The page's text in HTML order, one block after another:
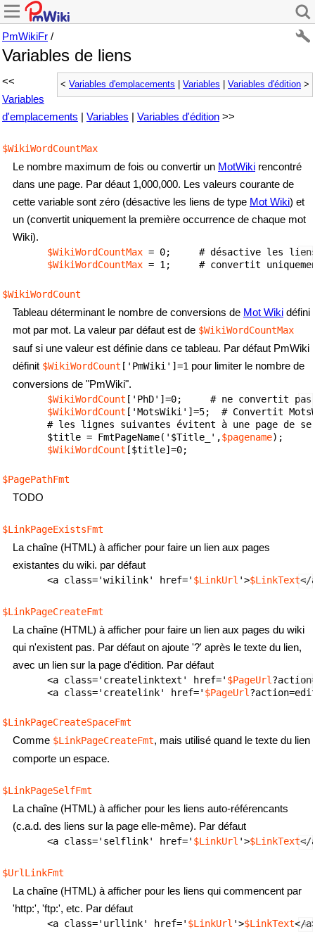
PmWikiFr /
Variables de liens
< Variables d'emplacements Variables Variables d'édition >
<<
Variables
d'emplacements | Variables | Variables d'édition >>
$WikiWordCountMax
Le nombre maximum de fois ou convertir un MotWiki rencontré
dans une page. Par déaut 1,000,000. Les valeurs courante de
cette variable sont zéro (désactive les liens de type Mot Wiki) et
un (convertit uniquement la première occurrence de chaque mot
Wiki).
$WikiWordCountMax = 0;     # désactive les
$WikiWordCountMax = 1;     # convertit
$WikiWordCount
Tableau déterminant le nombre de conversions de Mot Wiki défini
mot par mot. La valeur par défaut est de $WikiWordCountMax
sauf si une valeur est définie dans ce tableau. Par défaut PmWiki
définit $WikiWordCount ['PmWiki']=1 pour limiter le nombre de
conversions de "PmWiki".
$WikiWordCount ['PhD']=0;     # ne convertit pas
$WikiWordCount ['MotsWiki']=5;  # Convertit
# les lignes suivantes évitent à une page de
        $title = FmtPageName('$Title_',
$pagename);
$WikiWordCount
$PagePathFmt
TODO
$LinkPageExistsFmt
La chaîne (HTML) à afficher pour faire un lien aux pages
existantes du wiki. par défaut
        <a class='wikilink' href='
$LinkUrl '>$LinkText
$LinkPageCreateFmt
La chaîne (HTML) à afficher pour faire un lien aux pages du wiki
qui n'existent pas. Par défaut on ajoute '?' après le texte du lien,
avec un lien sur la page d'édition. Par défaut
        <a class='createlinktext' href='
$PageUrl
        <a class='createlink' href='
$PageUrl
$LinkPageCreateSpaceFmt
Comme $LinkPageCreateFmt, mais utilisé quand le texte du lien
comporte un espace.
$LinkPageSelfFmt
La chaîne (HTML) à afficher pour les liens auto-référencants
(c.a.d. des liens sur la page elle-même). Par défaut
        <a class='selflink' href='
$LinkUrl '>$LinkText
$UrlLinkFmt
La chaîne (HTML) à afficher pour les liens qui commencent par
'http:', 'ftp:', etc. Par défaut
        <a class='urllink' href='
$LinkUrl '>$LinkText